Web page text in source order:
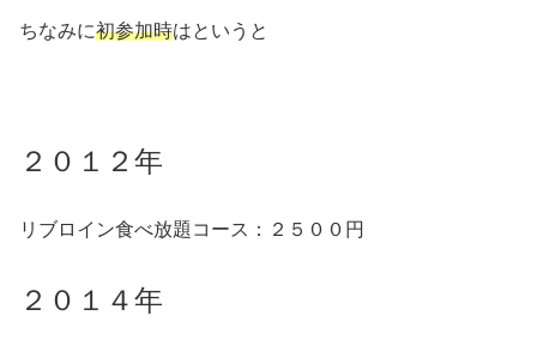
ちなみに初参加時はというと
２０１２年
リブロイン食べ放題コース：２５００円
２０１４年